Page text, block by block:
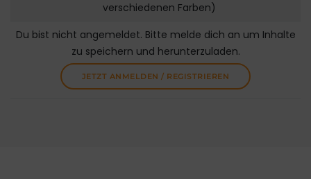
verschiedenen Farben)
Du bist nicht angemeldet. Bitte melde dich an um Inhalte
zu speichern und herunterzuladen.
JETZT ANMELDEN / REGISTRIEREN